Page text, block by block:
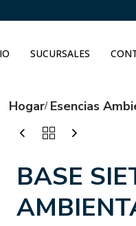
SUCURSALES
Hogar Esencias
BASE